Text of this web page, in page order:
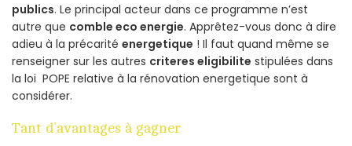
publics. Le principal acteur dans ce programme n’est
autre que comble eco energie. Apprêtez-vous donc à dire
adieu à la précarité energetique ! Il faut quand même se
renseigner sur les autres criteres eligibilite stipulées dans
la loi POPE relative à la rénovation energetique sont à
considérer.
Tant d’avantages à gagner